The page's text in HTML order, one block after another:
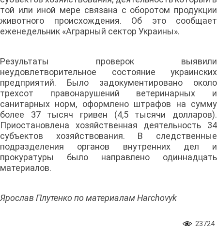
той или иной мере связана с оборотом продукции
животного происхождения. Об это сообщает
еженедельник «Аграрный сектор Украины».
Результаты проверок выявили
неудовлетворительное состояние украинских
предприятий. Было задокументировано около
трехсот правонарушений ветеринарных и
санитарных норм, оформлено штрафов на сумму
более 37 тысяч гривен (4,5 тысячи долларов).
Приостановлена хозяйственная деятельность 34
субъектов хозяйствования. В следственные
подразделения органов внутренних дел и
прокуратуры было направлено одиннадцать
материалов.
Ярослав Плутенко по материалам Harchovyk
23724